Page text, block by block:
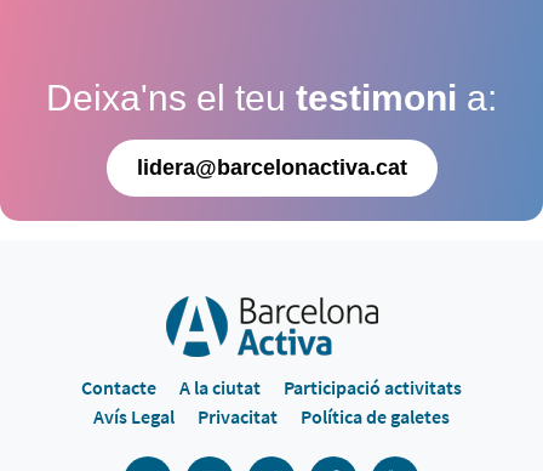
Deixa'ns el teu testimoni a:
lidera@barcelonactiva.cat
Contacte A la ciutat
Participació activitats
Avís Legal
Privacitat Política de galetes